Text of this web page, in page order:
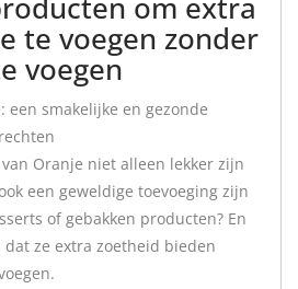
te voegen zonder
voegen
een smakelijke en gezonde
Oranje niet alleen lekker zijn
een geweldige toevoeging zijn
of gebakken producten? En
ze extra zoetheid bieden